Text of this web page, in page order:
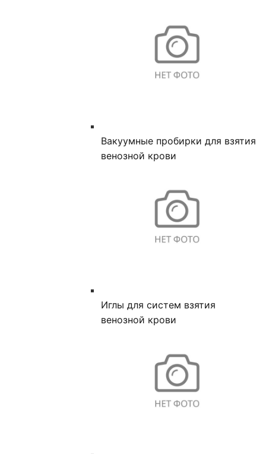
Вакуумные пробирки для взятия
венозной крови
Иглы для систем взятия
венозной крови